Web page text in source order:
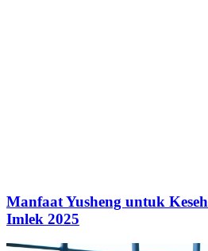
Manfaat Yusheng untuk
Imlek 2025